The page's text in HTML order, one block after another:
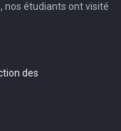
nos étudiants ont visité
des